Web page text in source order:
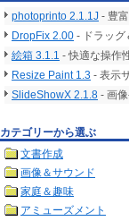
photoprinto 2.1.1J - 豊
DropFix 2.00 - ドラッグ
絵箱 3.1.1 - 快適な操作
Resize Paint 1.3 - 表示
SlideShowX 2.1.8 - 画
カテゴリーから選ぶ
文書作成
画像＆サウンド
家庭＆趣味
アミューズメント